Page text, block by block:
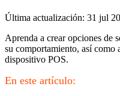
Última actualización: 31 jul
Aprenda a crear opciones de
su comportamiento, así como
dispositivo POS.
En este artículo: